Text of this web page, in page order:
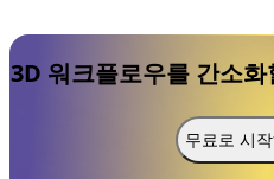
3D 워크플로우를 간소
무료로 시